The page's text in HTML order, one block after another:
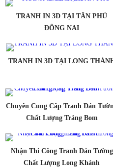
TRANH IN 3D TẠI TÂN PHÚ
ĐÔNG NAI
TRANH IN 3D TẠI LONG
Chuyên Cung Cấp Tranh Dán
Chất Lượng Trảng Bom
Nhận Thi Công Tranh Dán Tường
Chất Lượng Long Khánh